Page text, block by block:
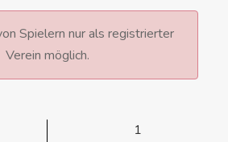
Spielern nur als registrierter
Verein möglich.
1